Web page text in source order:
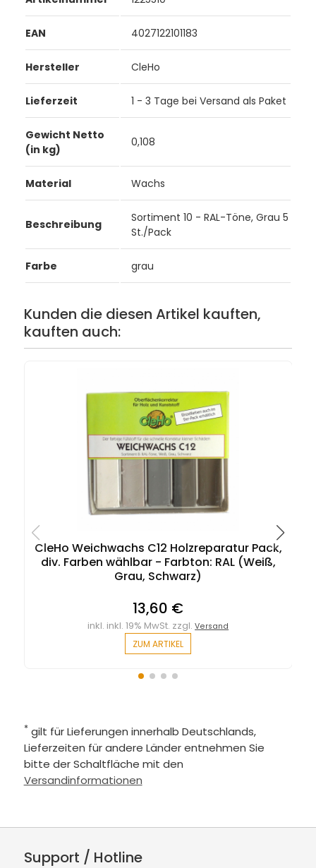
EAN 4027122101183
Hersteller CleHo
Lieferzeit 1 - 3 Tage bei Versand als Paket
Gewicht Netto
(in kg)
0,108
Material Wachs
Beschreibung
Sortiment 10 - RAL-Töne, Grau 5
St./Pack
Farbe grau
Kunden die diesen Artikel kauften,
kauften auch:
CleHo Weichwachs C12 Holzreparatur Pack,
div. Farben wählbar - Farbton: RAL (Weiß,
Grau, Schwarz)
13,60 €
inkl. inkl. 19% MwSt. zzgl.Versand
ZUM ARTIKEL
* gilt für Lieferungen innerhalb Deutschlands,
Lieferzeiten für andere Länder entnehmen Sie
bitte der Schaltfläche mit den
Versandinformationen
Support / Hotline